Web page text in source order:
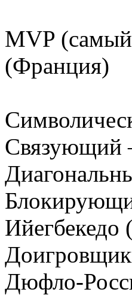
MVP
(Франция)
Связующий
Дюфло-